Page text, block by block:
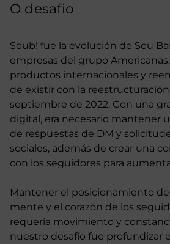
O desafio
Soub! fue la evolución de Sou
empresas del grupo
productos internacionales y
de existir con la
septiembre de 2022. Con una
digital, era necesario mantener
de respuestas de DM y
sociales, además de crear una
con los seguidores para
Mantener el posicionamiento de
mente y el corazón de los
requería movimiento y
nuestro desafío fue profundizar